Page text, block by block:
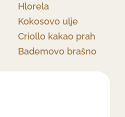
Hlorela
Kokosovo ulje
Criollo kakao prah
Bademovo brašno